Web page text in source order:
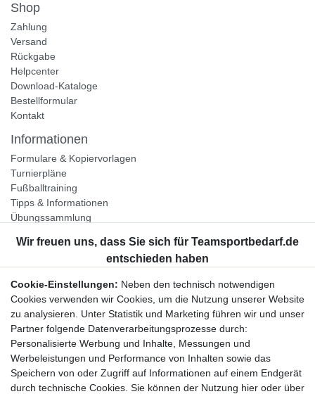
Shop
Zahlung
Versand
Rückgabe
Helpcenter
Download-Kataloge
Bestellformular
Kontakt
Informationen
Formulare & Kopiervorlagen
Turnierpläne
Fußballtraining
Tipps & Informationen
Übungssammlung
Unternehmen
Widerrufsrecht
Bestellung widerrufen
Datenschutzerklärung
AGB
Impressum
Cookie-Einstellungen: Neben den technisch notwendigen
Cookies verwenden wir Cookies, um die Nutzung unserer Website
zu analysieren. Unter Statistik und Marketing führen wir und unser
Partner folgende Datenverarbeitungsprozesse durch:
Personalisierte Werbung und Inhalte, Messungen und
Werbeleistungen und Performance von Inhalten sowie das
Speichern von oder Zugriff auf Informationen auf einem Endgerät
durch technische Cookies. Sie können der Nutzung hier oder über